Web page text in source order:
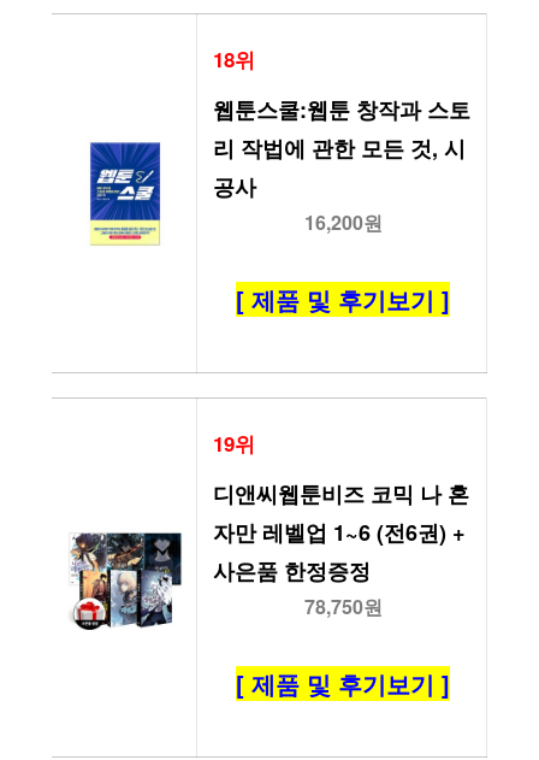
18위
웹툰스쿨:웹툰 창작과 스토
리 작법에 관한 모든 것, 시
공사
16,200원
[ 제품 및 후기보기 ]
19위
디앤씨웹툰비즈 코믹 나 혼
자만 레벨업 1~6 (전6권) +
사은품 한정증정
78,750원
[ 제품 및 후기보기 ]